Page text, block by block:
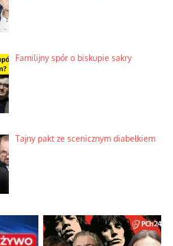
Familijny spór o biskupie sakry
Tajny pakt ze scenicznym diabełkiem